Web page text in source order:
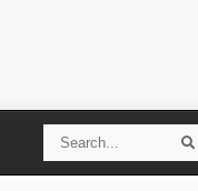
a
r
r